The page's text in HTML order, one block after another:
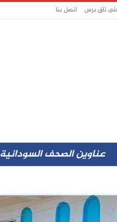
تاق برس اتصل بنا
عناوين الصحف السودانية